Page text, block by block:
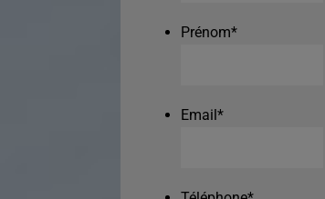
Prénom*
Email*